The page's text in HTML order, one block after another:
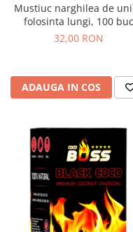
Mustiuc narghilea de
folosinta lungi, 100 buc
32,00 RON
ADAUGA IN COS